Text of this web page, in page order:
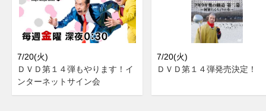
7/20(火)
ＤＶＤ第１４弾もやります！イ
ンターネットサイン会
7/20(火)
ＤＶＤ第１４弾発売決定！